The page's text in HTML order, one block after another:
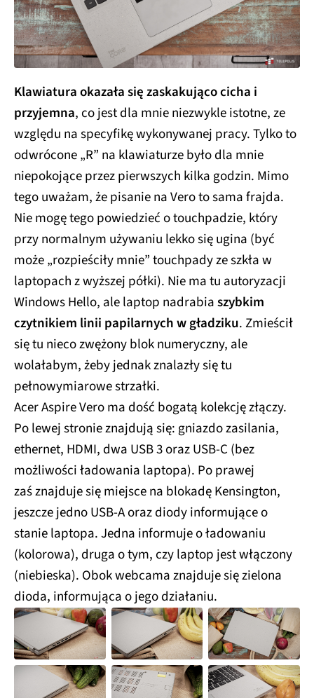
Klawiatura okazała się zaskakująco cicha i
przyjemna, co jest dla mnie niezwykle istotne, ze
względu na specyfikę wykonywanej pracy. Tylko to
odwrócone „R” na klawiaturze było dla mnie
niepokojące przez pierwszych kilka godzin. Mimo
tego uważam, że pisanie na Vero to sama frajda.
Nie mogę tego powiedzieć o touchpadzie, który
przy normalnym używaniu lekko się ugina (być
może „rozpieściły mnie” touchpady ze szkła w
laptopach z wyższej półki). Nie ma tu autoryzacji
Windows Hello, ale laptop nadrabiaszybkim
czytnikiem linii papilarnych w gładziku. Zmieścił
się tu nieco zwężony blok numeryczny, ale
wolałabym, żeby jednak znalazły się tu
pełnowymiarowe strzałki.
Acer Aspire Vero ma dość bogatą kolekcję złączy.
Po lewej stronie znajdują się: gniazdo zasilania,
ethernet, HDMI, dwa USB 3 oraz USB-C (bez
możliwości ładowania laptopa). Po prawej
zaś znajduje się miejsce na blokadę Kensington,
jeszcze jedno USB-A oraz diody informujące o
stanie laptopa. Jedna informuje o ładowaniu
(kolorowa), druga o tym, czy laptop jest włączony
(niebieska). Obok webcama znajduje się zielona
dioda, informująca o jego działaniu.